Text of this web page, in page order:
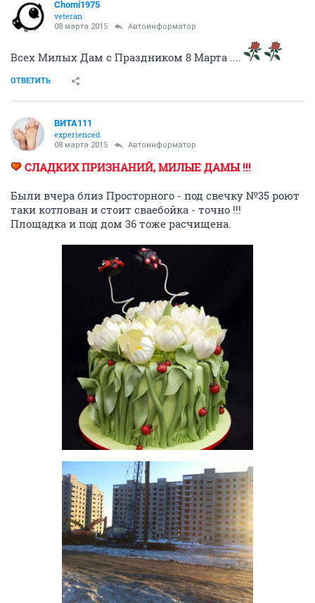
Chomi1975
veteran
08 марта 2015 Автоинформатор
Всех Милых Дам с Праздником 8 Марта ....
ОТВЕТИТЬ
ВИТА111
experienced
08 марта 2015 Автоинформатор
СЛАДКИХ ПРИЗНАНИЙ, МИЛЫЕ ДАМЫ !!!
Были вчера близ Просторного - под свечку №35 роют
таки котлован и стоит сваебойка - точно !!!
Площадка и под дом 36 тоже расчищена.